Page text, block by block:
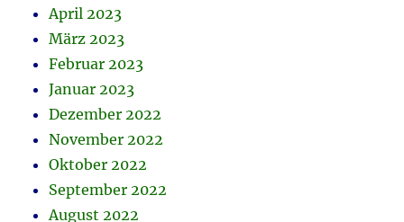
April 2023
März 2023
Februar 2023
Januar 2023
Dezember 2022
November 2022
Oktober 2022
September 2022
August 2022